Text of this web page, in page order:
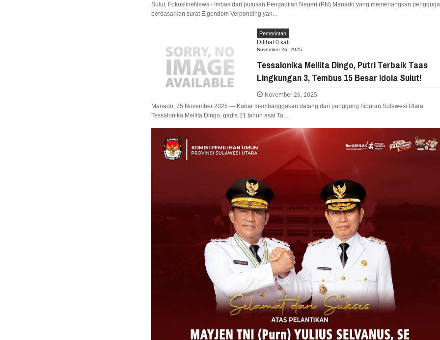
Sulut, FokuslineNews - Imbas dari putusan Pengadilan Negeri (PN) Manado yang memenangkan
berdasarkan surat Eigendom Verponding yan...
Pemerintah
Dilihat0kali
November 26, 2025
Tessalonika Meilita Dingo, Putri Terbaik Taas
Lingkungan 3, Tembus 15 Besar Idola Sulut!
November 26, 2025
Manado, 25 November 2025 — Kabar membanggakan datang dari panggung hiburan Sulawesi Utara.
Tessalonika Meilita Dingo, gadis 21 tahun asal Ta...